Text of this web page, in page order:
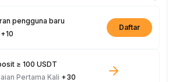
pengguna baru
+10
Daftar
≥ 100 USDT
Pertama Kali +30